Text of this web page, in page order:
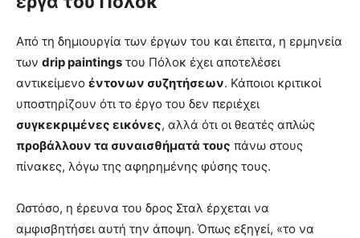
Από τη δημιουργία των έργων του και έπειτα, η ερμηνεία
των drip paintings του Πόλοκ έχει αποτελέσει
αντικείμενο έντονων συζητήσεων. Κάποιοι κριτικοί
υποστηρίζουν ότι το έργο του δεν περιέχει
συγκεκριμένες εικόνες, αλλά ότι οι θεατές απλώς
προβάλλουν τα συναισθήματά τους πάνω στους
πίνακες, λόγω της αφηρημένης φύσης τους.
Ωστόσο, η έρευνα του δρος Σταλ έρχεται να
αμφισβητήσει αυτή την άποψη. Όπως εξηγεί, «το να